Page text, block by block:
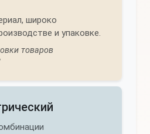
широко
и упаковке.
товаров